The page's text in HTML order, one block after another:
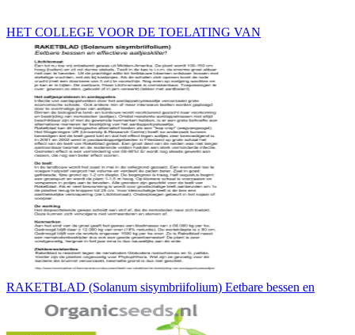
HET COLLEGE VOOR DE TOELATING VAN
RAKETBLAD (Solanum sisymbriifolium) Eetbare bessen en